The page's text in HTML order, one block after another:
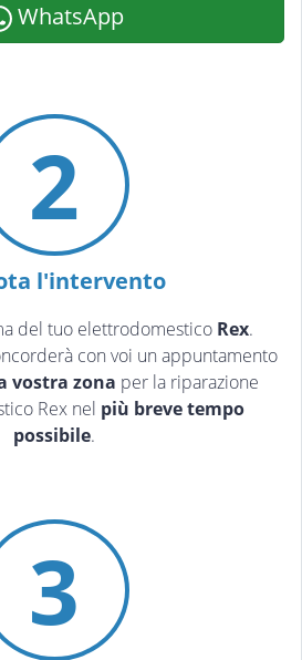
WhatsApp
2
l'intervento
del tuo elettrodomestico Rex.
con voi un appuntamento
vostra zona per la riparazione
Rex nel più breve tempo
possibile.
3